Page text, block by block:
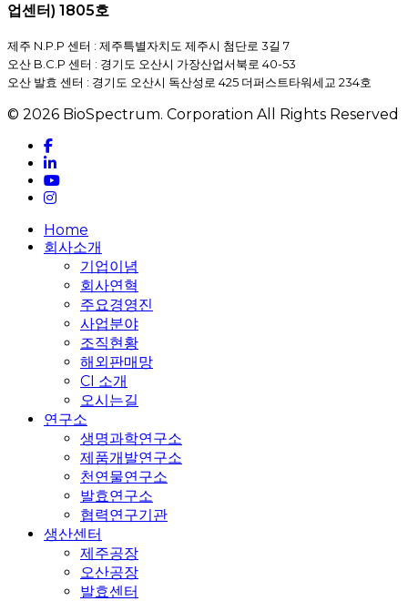
업센터) 1805호
제주 N.P.P 센터 : 제주특별자치도 제주시 첨단로 3길 7
오산 B.C.P 센터 : 경기도 오산시 가장산업서북로 40-53
오산 발효 센터 : 경기도 오산시 독산성로 425 더퍼스트타워세교 234호
© 2026 BioSpectrum. Corporation All Rights Reserved
facebook
linkedin
youtube
instagram
Close
Menu
Home
회사소개
기업이념
회사연혁
주요경영진
사업분야
조직현황
해외판매망
CI 소개
오시는길
연구소
생명과학연구소
제품개발연구소
천연물연구소
발효연구소
협력연구기관
생산센터
제주공장
오산공장
발효센터